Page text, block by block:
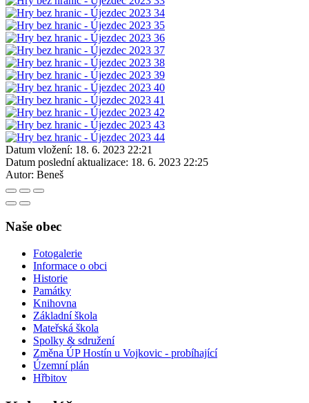
Datum vložení: 18. 6. 2023 22:21
Datum poslední aktualizace: 18. 6. 2023 22:25
Autor: Beneš
Naše obec
Fotogalerie
Informace o obci
Historie
Památky
Knihovna
Základní škola
Mateřská škola
Spolky & sdružení
Změna ÚP Hostín u Vojkovic - probíhající
Územní plán
Hřbitov